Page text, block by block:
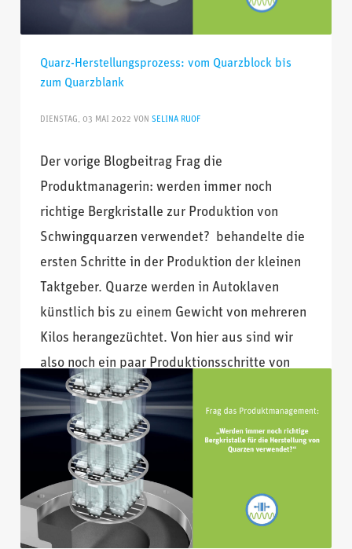
Quarz-Herstellungsprozess: vom Quarzblock bis
zum Quarzblank
DIENSTAG, 03 MAI 2022 VONSELINA RUOF
Der vorige Blogbeitrag Frag die
Produktmanagerin: werden immer noch
richtige Bergkristalle zur Produktion von
Schwingquarzen verwendet? behandelte die
ersten Schritte in der Produktion der kleinen
Taktgeber. Quarze werden in Autoklaven
künstlich bis zu einem Gewicht von mehreren
Kilos herangezüchtet. Von hier aus sind wir
also noch ein paar Produktionsschritte von
den winzigen Bauteilen entfernt, die
VERÖFFENTLICHT IN FREQUENZGEBENDE BAUTEILE
TAGSFCP,HERSTELLUNG,QUARZ